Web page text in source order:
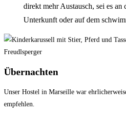
direkt mehr Austausch, sei es an
Unterkunft oder auf dem
Übernachten
Unser Hostel in Marseille war
empfehlen.